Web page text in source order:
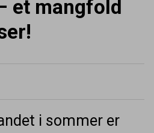
et mangfold
i sommer er